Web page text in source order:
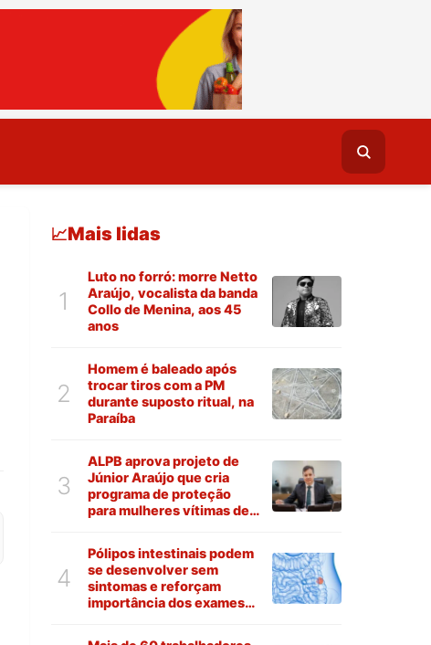
📈Mais lidas
1
Luto no forró: morre Netto
Araújo, vocalista da banda
Collo de Menina, aos 45
anos
2
Homem é baleado após
trocar tiros com a PM
durante suposto ritual, na
Paraíba
3
ALPB aprova projeto de
Júnior Araújo que cria
programa de proteção
para mulheres vítimas de
4
Pólipos intestinais podem
se desenvolver sem
sintomas e reforçam
importância dos exames